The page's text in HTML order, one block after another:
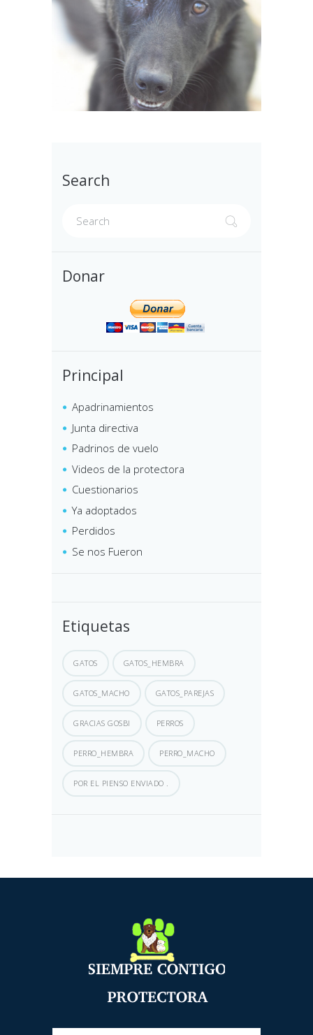
Search
Donar
Principal
Apadrinamientos
Junta directiva
Padrinos de vuelo
Videos de la protectora
Cuestionarios
Ya adoptados
Perdidos
Se nos Fueron
Etiquetas
GATOS GATOS_HEMBRA
GATOS_MACHO GATOS_PAREJAS
GRACIAS GOSBI PERROS
PERRO_HEMBRA PERRO_MACHO
POR EL PIENSO ENVIADO .